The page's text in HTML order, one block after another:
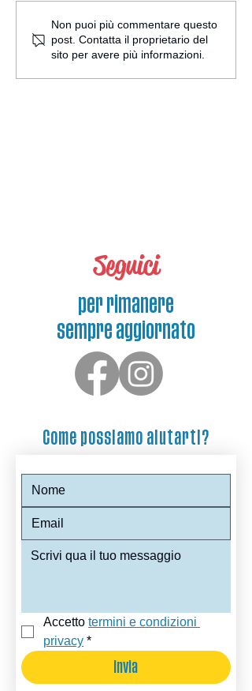
Non puoi più commentare questo
post. Contatta il proprietario del
sito per avere più informazioni.
Seguici
per rimanere
sempre aggiornato
Come possiamo aiutarti?
Accetto termini e condizioni
privacy *
Invia